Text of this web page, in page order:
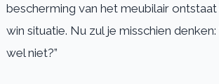
bescherming van het meubilair
win situatie. Nu zul je misschien
wel niet?”